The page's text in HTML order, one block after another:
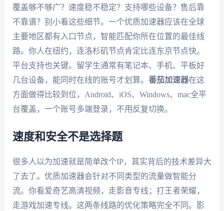
覆盖够不够广？速度稳不稳定？支持哪些设备？售后靠
不靠谱？别小看这些细节。一个优质加速器应该在全球
主要地区都有入口节点，智能匹配你所在位置的最佳线
路。你人在纽约，连洛杉矶节点肯定比连东京节点快。
平台支持也关键。留学生通常有笔记本、手机、平板好
几台设备，能同时在线的账号才划算。 番茄加速器在这
方面做得比较到位，Android、iOS、Windows、mac全平
台覆盖，一个账号多端登录，不用反复切换。
速度和安全不是选择题
很多人以为加速就是简单改个IP，其实背后的技术差异大
了去了。优质加速器会针对不同类型的流量做智能分
流。你看爱奇艺高清视频，走影音专线；打王者荣耀，
走游戏加速专线。这两条线路的优化策略完全不同。影